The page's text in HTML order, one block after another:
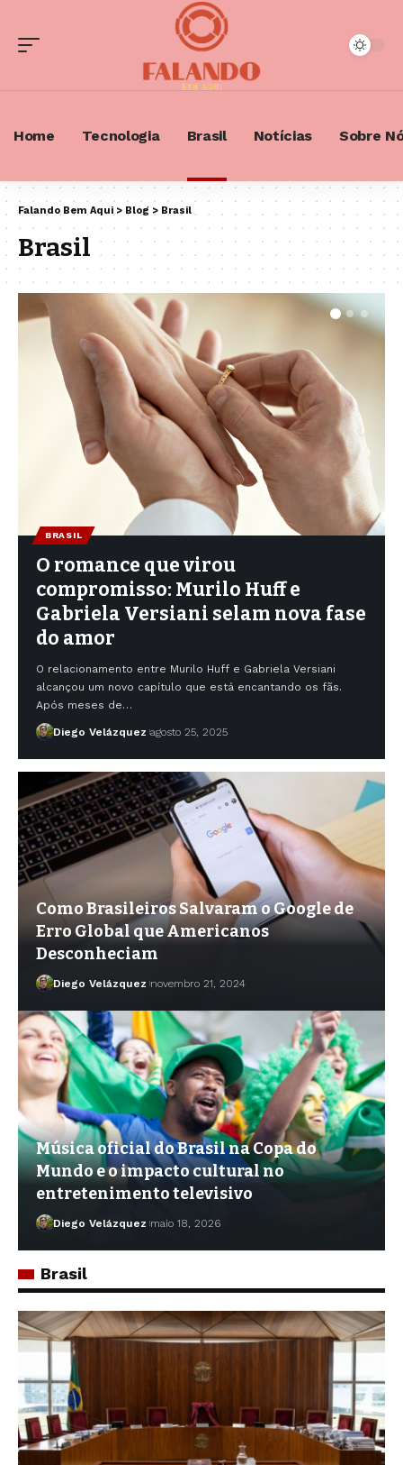
Home Tecnologia Brasil Notícias Sobre
Falando Bem Aqui > Blog > Brasil
Brasil
BRASIL
O romance que virou
compromisso: Murilo Huff e
Gabriela Versiani selam nova fase
do amor
O relacionamento entre Murilo Huff e Gabriela Versiani
alcançou um novo capítulo que está encantando os fãs.
Após meses de…
Diego Velázquez agosto 25, 2025
Como Brasileiros Salvaram o Google de
Erro Global que Americanos
Desconheciam
Diego Velázquez novembro 21, 2024
Música oficial do Brasil na Copa do
Mundo e o impacto cultural no
entretenimento televisivo
Diego Velázquez maio 18, 2026
Brasil